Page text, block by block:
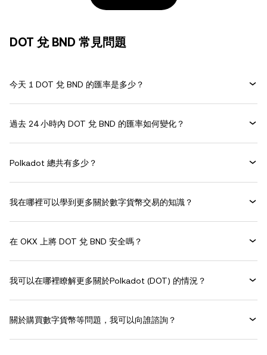
DOT 兌 BND 常見問題
今天 1 DOT 兌 BND 的匯率是多少？
過去 24 小時內 DOT 兌 BND 的匯率如何變化？
Polkadot 總共有多少？
我在哪裡可以學到更多關於數字貨幣交易的知識？
在 OKX 上將 DOT 兌 BND 安全嗎？
我可以在哪裡瞭解更多關於Polkadot (DOT) 的情況？
關於購買數字貨幣等問題，我可以向誰諮詢？